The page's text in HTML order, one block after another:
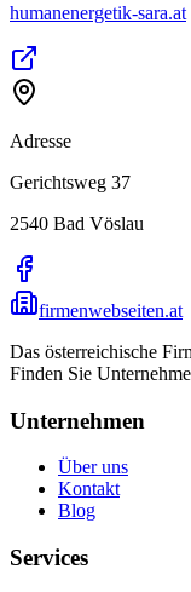
humanenergetik-sara.at
Adresse
Gerichtsweg 37
2540 Bad Vöslau
firmenwebseiten.at
Das österreichische
Finden Sie
Unternehmen
Über uns
Kontakt
Blog
Services